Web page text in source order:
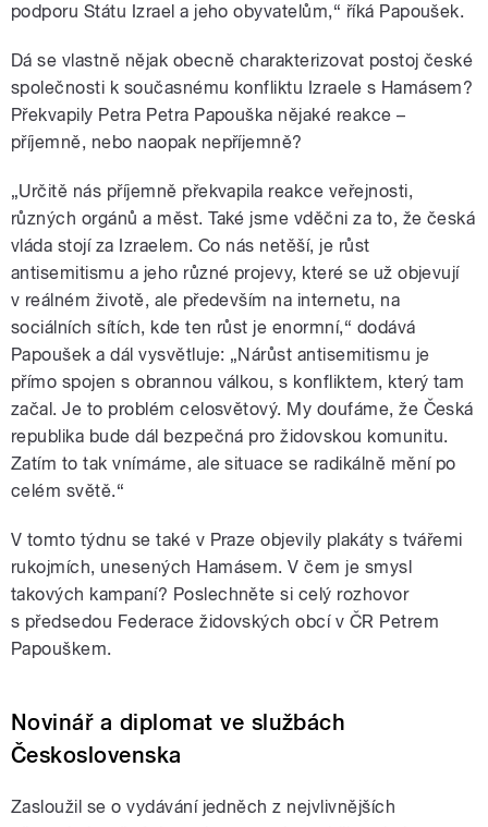
podporu Státu Izrael a jeho obyvatelům,“ říká Papoušek.
Dá se vlastně nějak obecně charakterizovat postoj české
společnosti k současnému konfliktu Izraele s Hamásem?
Překvapily Petra Petra Papouška nějaké reakce –
příjemně, nebo naopak nepříjemně?
„Určitě nás příjemně překvapila reakce veřejnosti,
různých orgánů a měst. Také jsme vděčni za to, že česká
vláda stojí za Izraelem. Co nás netěší, je růst
antisemitismu a jeho různé projevy, které se už objevují
v reálném životě, ale především na internetu, na
sociálních sítích, kde ten růst je enormní,“ dodává
Papoušek a dál vysvětluje: „Nárůst antisemitismu je
přímo spojen s obrannou válkou, s konfliktem, který tam
začal. Je to problém celosvětový. My doufáme, že Česká
republika bude dál bezpečná pro židovskou komunitu.
Zatím to tak vnímáme, ale situace se radikálně mění po
celém světě.“
V tomto týdnu se také v Praze objevily plakáty s tvářemi
rukojmích, unesených Hamásem. V čem je smysl
takových kampaní? Poslechněte si celý rozhovor
s předsedou Federace židovských obcí v ČR Petrem
Papouškem.
Novinář a diplomat ve službách
Československa
Zasloužil se o vydávání jedněch z nejvlivnějších